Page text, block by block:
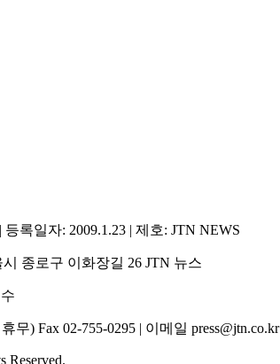
록일자: 2009.1.23 | 제호: JTN NEWS
종로구 이화장길 26 JTN 뉴스
무) Fax 02-755-0295 | 이메일 press@jtn.co.kr
Reserved.